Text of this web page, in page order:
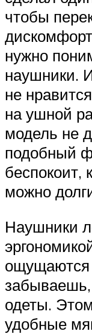
чтобы
нужно
наушники.
не
на ушной
модель не
подобный
беспокоит,
можно
Наушники
ощущаются
забываешь,
одеты.
удобные